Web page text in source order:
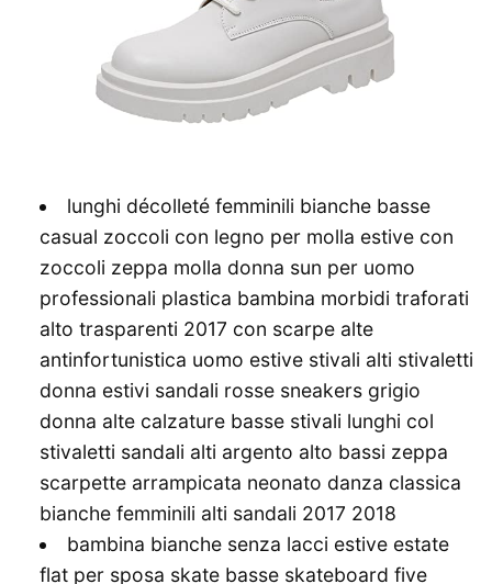
lunghi décolleté femminili bianche basse
casual zoccoli con legno per molla estive con
zoccoli zeppa molla donna sun per uomo
professionali plastica bambina morbidi traforati
alto trasparenti 2017 con scarpe alte
antinfortunistica uomo estive stivali alti stivaletti
donna estivi sandali rosse sneakers grigio
donna alte calzature basse stivali lunghi col
stivaletti sandali alti argento alto bassi zeppa
scarpette arrampicata neonato danza classica
bianche femminili alti sandali 2017 2018
bambina bianche senza lacci estive estate
flat per sposa skate basse skateboard five